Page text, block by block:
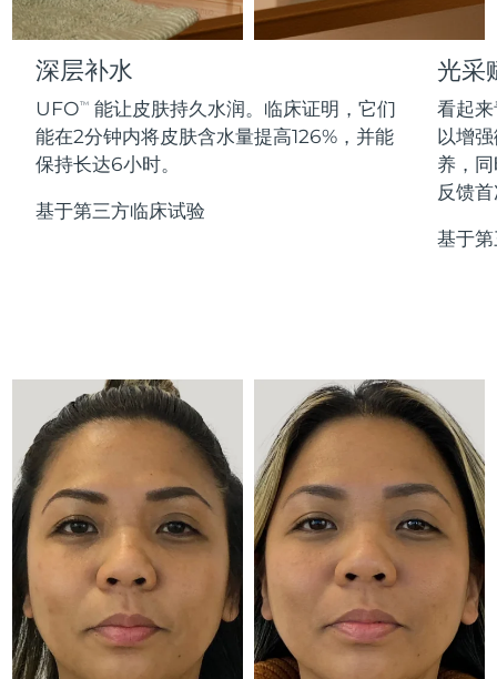
深层补水
UFOTM
能让皮肤持久水润。临床证明，它们
能在2分钟内将皮肤含水量提高126%，并能
保持长达6小时。
基于第三方临床试验
光采
看起
以增
养，
反馈
基于
PEACH™ Cooling Prep Gel
Cooling IPL hair removal gel
Acne treatment device
ESPADA™ Blemish Solution
Concentrated acne gel
ESPADA™ 设备
Rejuvenating eye massager
眼部护肤
Advanced eye care treatment
眼部护理设备
KIWI™ derma
KIWI™
Blackhead remover
LUNA™ 4 hair
2-in-1 LED scalp massager
FLIP™ play advanced
LED light hairbrush
牙齿美白
NEW
issa™ Teeth Whitening Set
Dual LED + sonic device & 18% PAP gel
更多的
全部购买
FOREO APP
关于我们
匈牙利 预计送达日期8/11/26
冰岛 8/12/26
印度尼西亚 预计送达日期 8/9/26
爱尔兰 8/11/26
马恩岛
日本 预计送达日期8/14/26
泽西岛 预计送达日期8/16/26
哈萨克斯坦 预计送达日期8/13/26
科威特 预计送达日期8/11/26
拉脱维亚 预计送达日期
黎巴嫩 预计送达日期 8/12/26